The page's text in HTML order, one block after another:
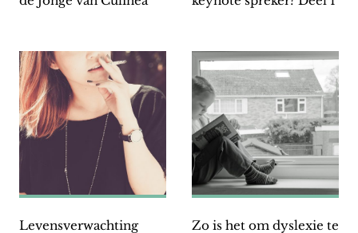
Levensverwachting
Zo is het om dyslexie te